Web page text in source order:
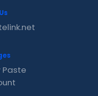
Paste